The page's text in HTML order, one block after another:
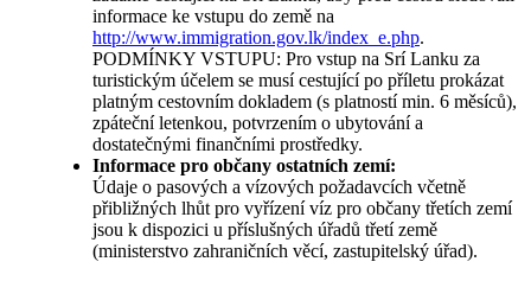
informace ke vstupu do země na
http://www.immigration.gov.lk/index_e.php.
PODMÍNKY VSTUPU: Pro vstup na Srí Lanku za
turistickým účelem se musí cestující po příletu prokázat
platným cestovním dokladem (s platností min. 6 měsíců),
zpáteční letenkou, potvrzením o ubytování a
dostatečnými finančními prostředky.
Informace pro občany ostatních zemí:
Údaje o pasových a vízových požadavcích včetně
přibližných lhůt pro vyřízení víz pro občany třetích zemí
jsou k dispozici u příslušných úřadů třetí země
(ministerstvo zahraničních věcí, zastupitelský úřad).